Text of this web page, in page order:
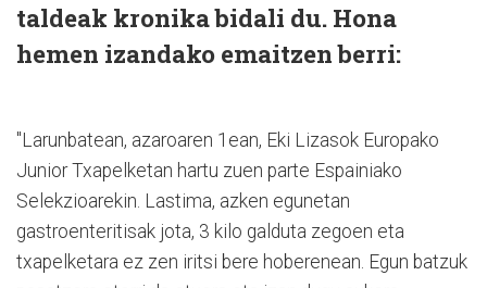
taldeak kronika bidali du. Hona
hemen izandako emaitzen berri:
"Larunbatean, azaroaren 1ean, Eki Lizasok Europako
Junior Txapelketan hartu zuen parte Espainiako
Selekzioarekin. Lastima, azken egunetan
gastroenteritisak jota, 3 kilo galduta zegoen eta
txapelketara ez zen iritsi bere hoberenean. Egun batzuk